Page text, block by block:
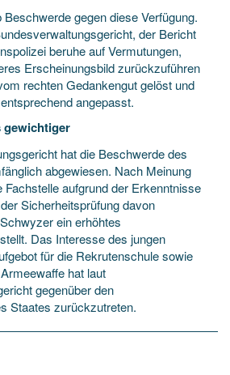
gegen diese Verfügung.
der Bericht
beruhe auf Vermutungen,
Erscheinungsbild zurückzuführen
rechten Gedankengut gelöst und
angepasst.
gewichtiger
hat die Beschwerde des
abgewiesen. Nach Meinung
Fachstelle aufgrund der Erkenntnisse
Sicherheitsprüfung davon
ein erhöhtes
Das Interesse des jungen
für die Rekrutenschule sowie
hat laut
gegenüber den
Staates zurückzutreten.